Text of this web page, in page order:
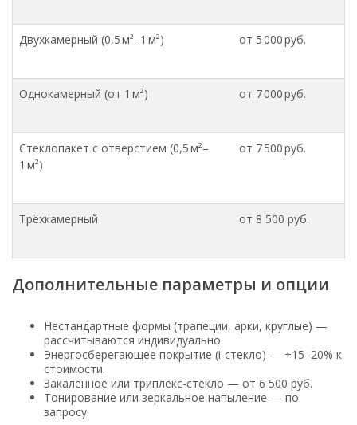
Двухкамерный (0,5 м²–1 м²) от 5 000 руб.
Однокамерный (от 1 м²) от 7 000 руб.
Стеклопакет с отверстием (0,5 м²–
1 м²)
от 7 500 руб.
Трёхкамерный от 8 500 руб.
Дополнительные параметры и опции
Нестандартные формы (трапеции, арки, круглые) —
рассчитываются индивидуально.
Энергосберегающее покрытие (i-стекло) — +15–20% к
стоимости.
Закалённое или триплекс-стекло — от 6 500 руб.
Тонирование или зеркальное напыление — по
запросу.